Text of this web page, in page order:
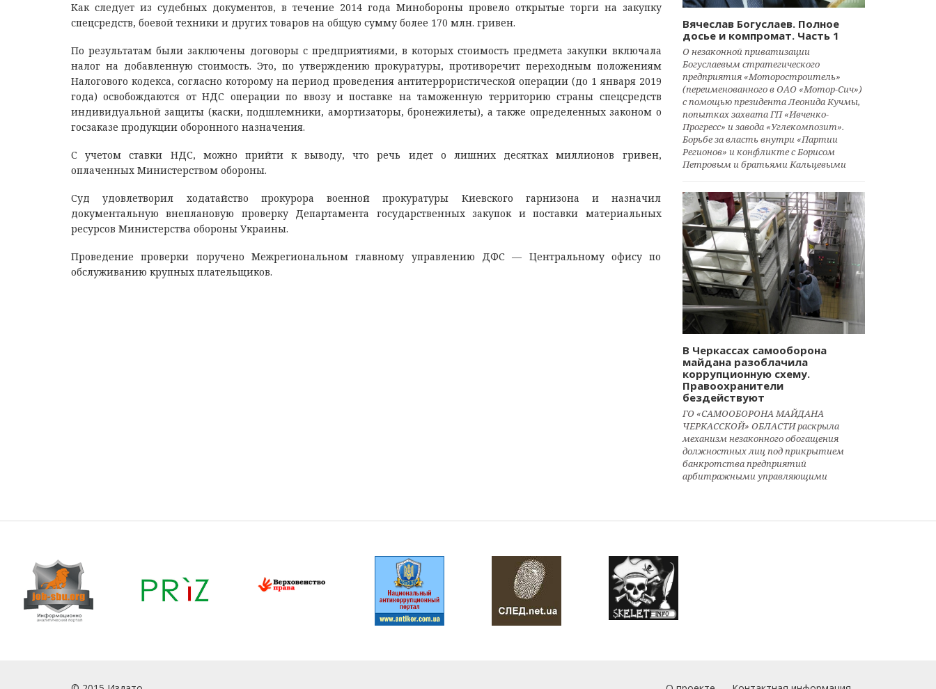
Как следует из судебных документов, в течение 2014 года Минобороны провело открытые торги на закупку
спецсредств, боевой техники и других товаров на общую сумму более 170 млн. гривен.
По результатам были заключены договоры с предприятиями, в которых стоимость предмета закупки включала
налог на добавленную стоимость. Это, по утверждению прокуратуры, противоречит переходным положениям
Налогового кодекса, согласно которому на период проведения антитеррористической операции (до 1 января 2019
года) освобождаются от НДС операции по ввозу и поставке на таможенную территорию страны спецсредств
индивидуальной защиты (каски, подшлемники, амортизаторы, бронежилеты), а также определенных законом о
госзаказе продукции оборонного назначения.
С учетом ставки НДС, можно прийти к выводу, что речь идет о лишних десятках миллионов гривен,
оплаченных Министерством обороны.
Суд удовлетворил ходатайство прокурора военной прокуратуры Киевского гарнизона и назначил
документальную внеплановую проверку Департамента государственных закупок и поставки материальных
ресурсов Министерства обороны Украины.
Проведение проверки поручено Межрегиональном главному управлению ДФС — Центральному офису по
обслуживанию крупных плательщиков.
Вячеслав Богуслаев. Полное
досье и компромат. Часть 1
О незаконной приватизации
Богуслаевым стратегического
предприятия «Моторостроитель»
(переименованного в ОАО «Мотор-Сич»)
с помощью президента Леонида Кучмы,
попытках захвата ГП «Ивченко-
Прогресс» и завода «Углекомпозит».
Борьбе за власть внутри «Партии
Регионов» и конфликте с Борисом
Петровым и братьями Кальцевыми
В Черкассах самооборона
майдана разоблачила
коррупционную схему.
Правоохранители
бездействуют
ГО «САМООБОРОНА МАЙДАНА
ЧЕРКАССКОЙ» ОБЛАСТИ раскрыла
механизм незаконного обогащения
должностных лиц под прикрытием
банкротства предприятий
арбитражными управляющими